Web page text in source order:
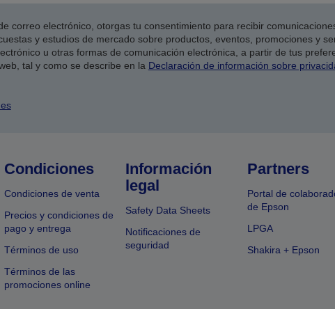
correo electrónico, otorgas tu consentimiento para recibir
y estudios de mercado sobre productos, eventos, promociones y
u otras formas de comunicación electrónica, a partir de tus
tal y como se describe en la Declaración de información sobre
Condiciones
Condiciones de venta
Precios y condiciones de
pago y entrega
Términos de uso
Términos de las
promociones online
Información
legal
Safety Data Sheets
Notificaciones de
seguridad
Partners
Portal de
de Epson
LPGA
Shakira + Epson